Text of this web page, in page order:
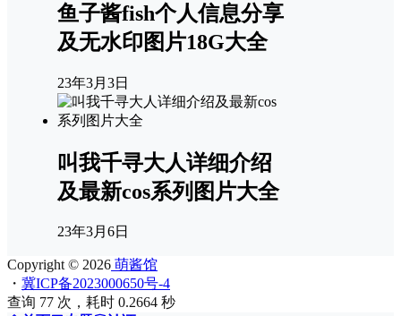
鱼子酱fish个人信息分享
及无水印图片18G大全
23年3月3日
叫我千寻大人详细介绍
及最新cos系列图片大全
23年3月6日
Copyright © 2026 萌酱馆
・ 冀ICP备2023000650号-4
查询 77 次，耗时 0.2664 秒